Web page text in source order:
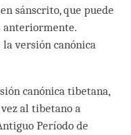
sánscrito, que puede
anteriormente.
la versión canónica
canónica tibetana,
al tibetano a
Período de